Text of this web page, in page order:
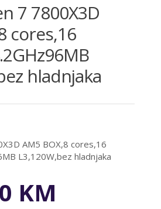
7 7800X3D
cores,16
hladnjaka
AM5 BOX,8 cores,16
L3,120W,bez hladnjaka
KM